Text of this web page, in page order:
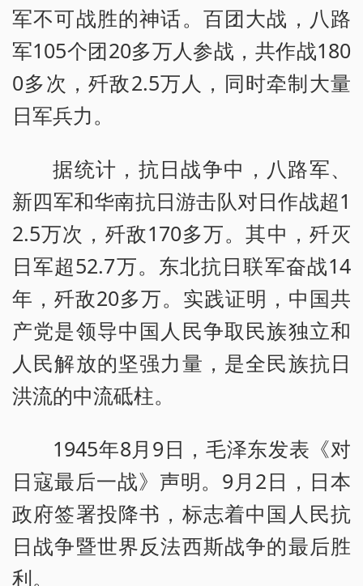
军不可战胜的神话。百团大战，八路
军105个团20多万人参战，共作战180
0多次，歼敌2.5万人，同时牵制大量
日军兵力。
据统计，抗日战争中，八路军、
新四军和华南抗日游击队对日作战超1
2.5万次，歼敌170多万。其中，歼灭
日军超52.7万。东北抗日联军奋战14
年，歼敌20多万。实践证明，中国共
产党是领导中国人民争取民族独立和
人民解放的坚强力量，是全民族抗日
洪流的中流砥柱。
1945年8月9日，毛泽东发表《对
日寇最后一战》声明。9月2日，日本
政府签署投降书，标志着中国人民抗
日战争暨世界反法西斯战争的最后胜
利。